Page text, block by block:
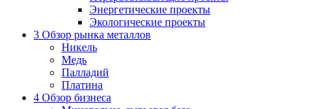
Энергетические проекты
Экологические проекты
3 Обзор рынка металлов
Никель
Медь
Палладий
Платина
4 Обзор бизнеса